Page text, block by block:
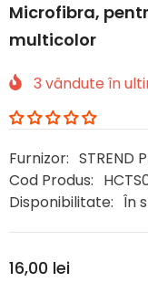
Microfibra,
multicolor
3 vândute în
Furnizor: STREND
Cod Produs:
Disponibilitate: În
16,00 lei